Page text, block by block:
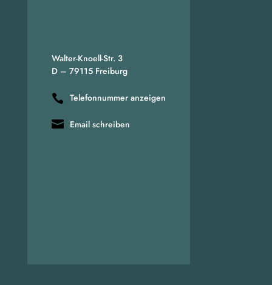
Walter-Knoell-Str. 3
D – 79115 Freiburg
Telefonnummer anzeigen
Email schreiben